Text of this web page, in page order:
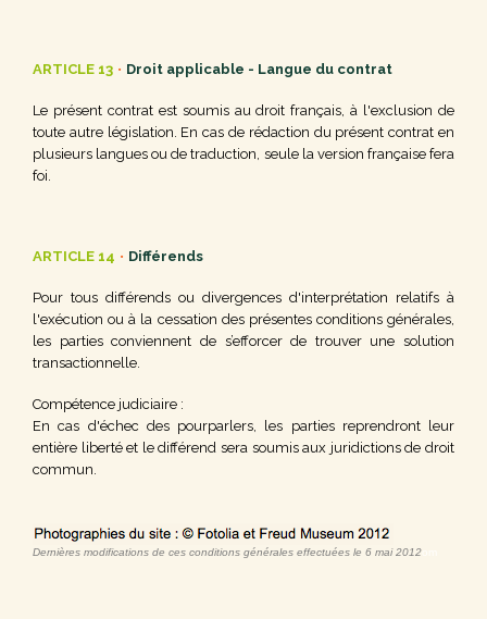
ARTICLE 13 • Droit applicable - Langue du contrat
Le présent contrat est soumis au droit français, à l'exclusion de
toute autre législation. En cas de rédaction du présent contrat en
plusieurs langues ou de traduction, seule la version française fera
foi.
ARTICLE 14 • Différends
Pour tous différends ou divergences d'interprétation relatifs à
l'exécution ou à la cessation des présentes conditions générales,
les parties conviennent de s’efforcer de trouver une solution
transactionnelle.
Compétence judiciaire :
En cas d'échec des pourparlers, les parties reprendront leur
entière liberté et le différend sera soumis aux juridictions de droit
commun.
Dernières modifications de ces conditions générales effectuées le 6 mai 2012